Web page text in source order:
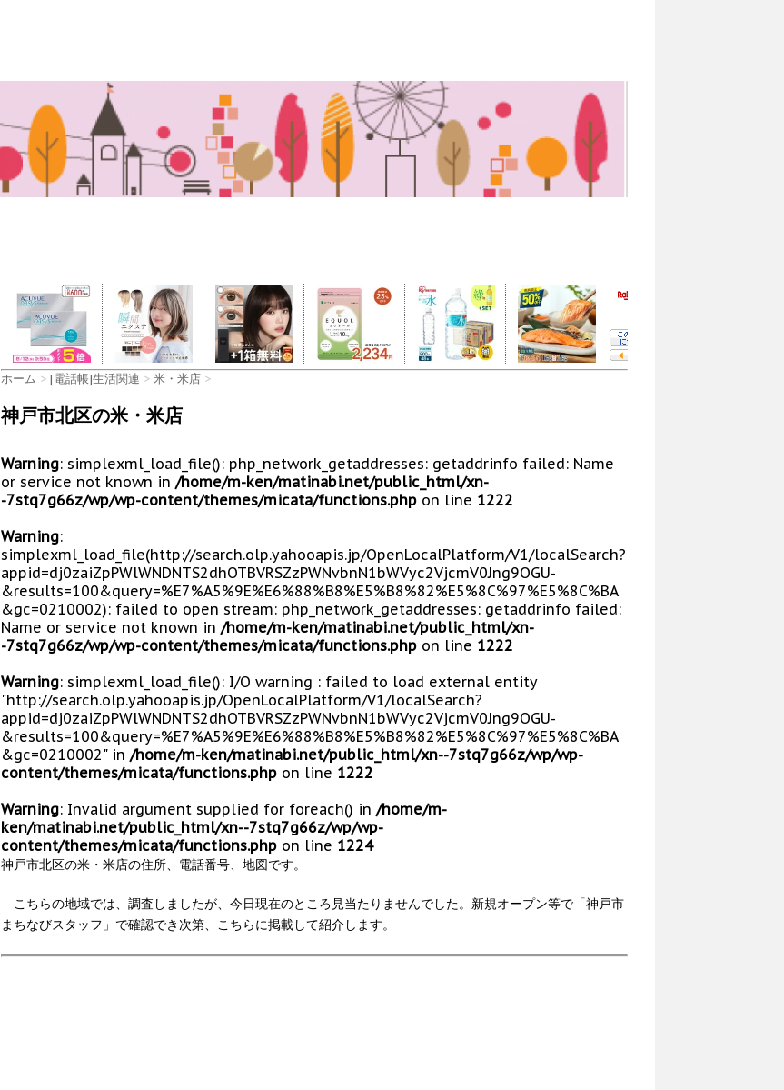
ホーム > [電話帳]生活関連 > 米・米店 >
神戸市北区の米・米店
Warning: simplexml_load_file(): php_network_getaddresses: getaddrinfo failed: Name
or service not known in /home/m-ken/matinabi.net/public_html/xn-
-7stq7g66z/wp/wp-content/themes/micata/functions.php on line 1222
Warning:
simplexml_load_file(http://search.olp.yahooapis.jp/OpenLocalPlatform/V1/localSearch?
appid=dj0zaiZpPWlWNDNTS2dhOTBVRSZzPWNvbnN1bWVyc2VjcmV0Jng9OGU-
&results=100&query=%E7%A5%9E%E6%88%B8%E5%B8%82%E5%8C%97%E5%8C%BA
&gc=0210002): failed to open stream: php_network_getaddresses: getaddrinfo failed:
Name or service not known in /home/m-ken/matinabi.net/public_html/xn-
-7stq7g66z/wp/wp-content/themes/micata/functions.php on line 1222
Warning: simplexml_load_file(): I/O warning : failed to load external entity
"http://search.olp.yahooapis.jp/OpenLocalPlatform/V1/localSearch?
appid=dj0zaiZpPWlWNDNTS2dhOTBVRSZzPWNvbnN1bWVyc2VjcmV0Jng9OGU-
&results=100&query=%E7%A5%9E%E6%88%B8%E5%B8%82%E5%8C%97%E5%8C%BA
&gc=0210002" in /home/m-ken/matinabi.net/public_html/xn--7stq7g66z/wp/wp-
content/themes/micata/functions.php on line 1222
Warning: Invalid argument supplied for foreach() in /home/m-
ken/matinabi.net/public_html/xn--7stq7g66z/wp/wp-
content/themes/micata/functions.php on line 1224
神戸市北区の米・米店の住所、電話番号、地図です。
こちらの地域では、調査しましたが、今日現在のところ見当たりませんでした。新規オープン等で「神戸市
まちなびスタッフ」で確認でき次第、こちらに掲載して紹介します。